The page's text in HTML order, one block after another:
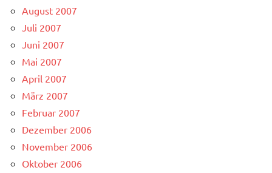
August 2007
Juli 2007
Juni 2007
Mai 2007
April 2007
März 2007
Februar 2007
Dezember 2006
November 2006
Oktober 2006